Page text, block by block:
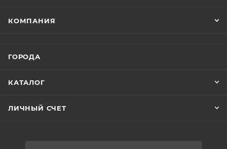
КОМПАНИЯ
ГОРОДА
КАТАЛОГ
ЛИЧНЫЙ СЧЕТ